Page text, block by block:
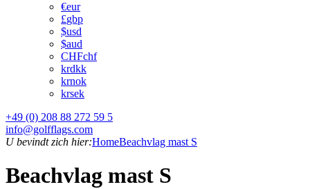
€eur
£gbp
$usd
$aud
CHFchf
krdkk
krnok
krsek
+49 (0) 208 88 272 59 5
info@golfflags.com
U bevindt zich hier:HomeBeachvlag mast S
Beachvlag mast S